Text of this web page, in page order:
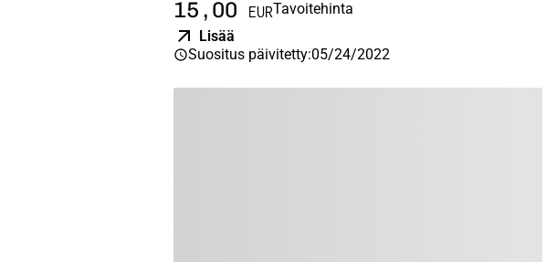
15,00 EURTavoitehinta
Lisää
Suositus päivitetty:05/24/2022